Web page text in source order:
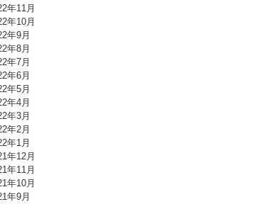
年11月
年10月
年9月
年8月
年7月
年6月
年5月
年4月
年3月
年2月
年1月
年12月
年11月
年10月
年9月